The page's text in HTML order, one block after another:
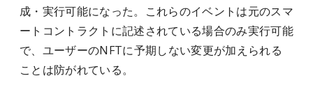
成・実行可能になった。これらのイベントは元のスマ
ートコントラクトに記述されている場合のみ実行可能
で、ユーザーのNFTに予期しない変更が加えられる
ことは防がれている。